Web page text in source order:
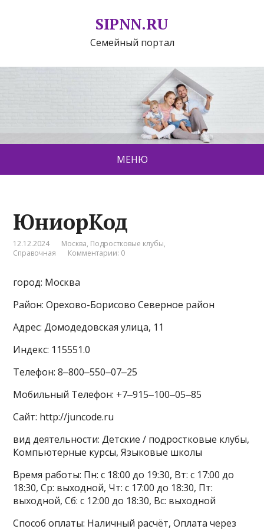
SIPNN.RU
Семейный портал
МЕНЮ
ЮниорКод
12.12.2024 Москва, Подростковые клубы,
Справочная
Комментарии: 0
город: Москва
Район: Орехово-Борисово Северное район
Адрес: Домодедовская улица, 11
Индекс: 115551.0
Телефон: 8‒800‒550‒07‒25
Мобильный Телефон: +7‒915‒100‒05‒85
Сайт: http://juncode.ru
вид деятельности: Детские / подростковые клубы,
Компьютерные курсы, Языковые школы
Время работы: Пн: с 18:00 до 19:30, Вт: с 17:00 до
18:30, Ср: выходной, Чт: с 17:00 до 18:30, Пт:
выходной, Сб: с 12:00 до 18:30, Вс: выходной
Способ оплаты: Наличный расчёт, Оплата через